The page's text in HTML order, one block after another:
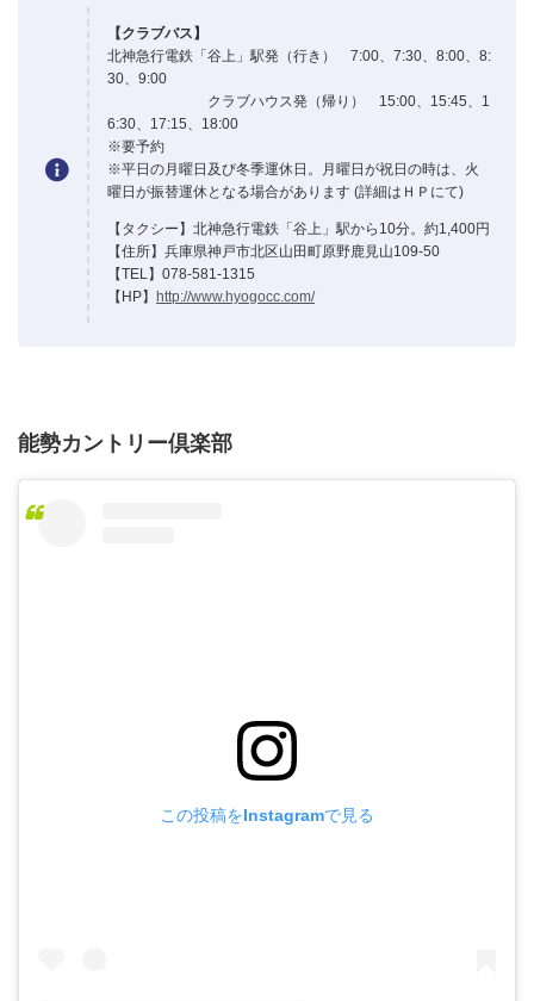
【クラブバス】
北神急行電鉄「谷上」駅発（行き） 7:00、7:30、8:00、8:
30、9:00
クラブハウス発（帰り） 15:00、15:45、1
6:30、17:15、18:00
※要予約
※平日の月曜日及び冬季運休日。月曜日が祝日の時は、火
曜日が振替運休となる場合があります (詳細はＨＰにて)
【タクシー】北神急行電鉄「谷上」駅から10分。約1,400円
【住所】兵庫県神戸市北区山田町原野鹿見山109-50
【TEL】078-581-1315
【HP】
http://www.hyogocc.com/
能勢カントリー倶楽部
この投稿をInstagramで見る